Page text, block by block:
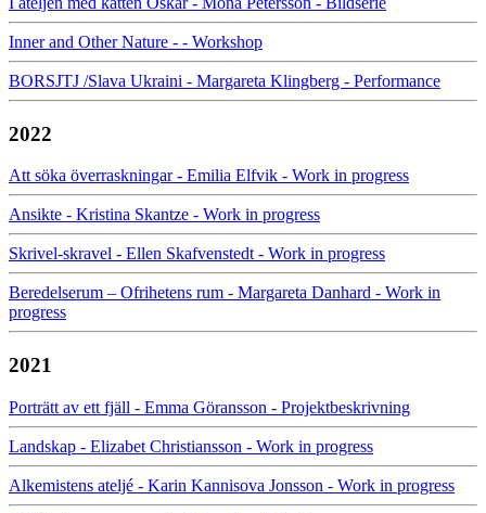
Inner and Other Nature - - Workshop
BORSJTJ /Slava Ukraini - Margareta Klingberg - Performance
2022
Att söka överraskningar - Emilia Elfvik - Work in progress
Ansikte - Kristina Skantze - Work in progress
Skrivel-skravel - Ellen Skafvenstedt - Work in progress
Beredelserum – Ofrihetens rum - Margareta Danhard - Work in
progress
2021
Porträtt av ett fjäll - Emma Göransson - Projektbeskrivning
Landskap - Elizabet Christiansson - Work in progress
Alkemistens ateljé - Karin Kannisova Jonsson - Work in progress